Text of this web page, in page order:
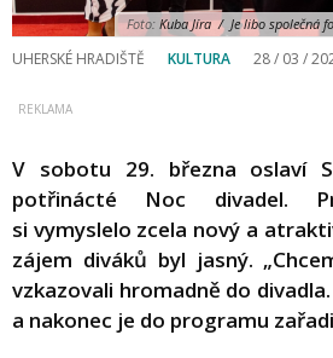
Foto: Kuba Jíra / Je libo společná
UHERSKÉ HRADIŠTĚ KULTURA 28 / 03 /
V sobotu 29. března oslaví
potřinácté Noc divadel.
si vymyslelo zcela nový a
zájem diváků byl jasný.
vzkazovali hromadně do
a nakonec je do programu